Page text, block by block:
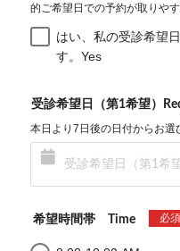
的ご希望日での予約が取りやす
はい、私の受診希望
す。Yes
受診希望日（第1希望）
本日より7日後の日付からお選
希望時間帯 Time 必須